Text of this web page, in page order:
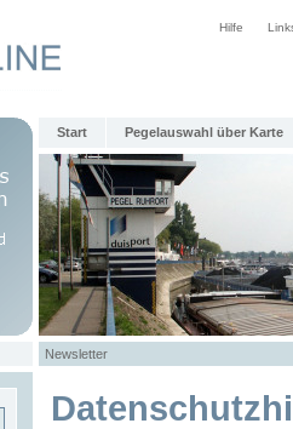
Hilfe
Start Pegelauswahl über Karte
Newsletter